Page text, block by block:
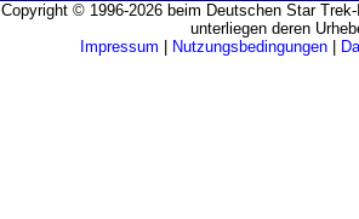
Copyright © 1996-2026 beim Deutschen Star
unterliegen deren
Impressum
Nutzungsbedingungen